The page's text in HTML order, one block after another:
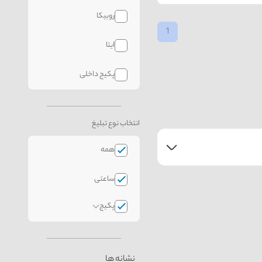
روبیکا
ایتا
پکیج داخلی
انتخاب نوع تبلیغ
همه
ساعتی
پکیج
1